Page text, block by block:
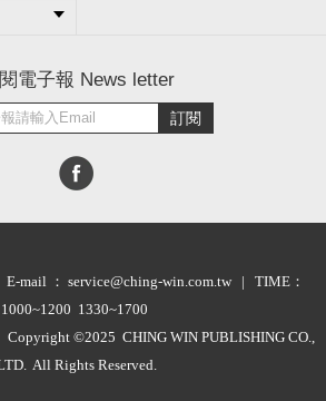
電子報 News letter
訂閱
mail ： service@ching-win.com.tw | TIME：
1000~1200 1330~1700
©2025 CHING WIN PUBLISHING CO.,
All Rights Reserved.